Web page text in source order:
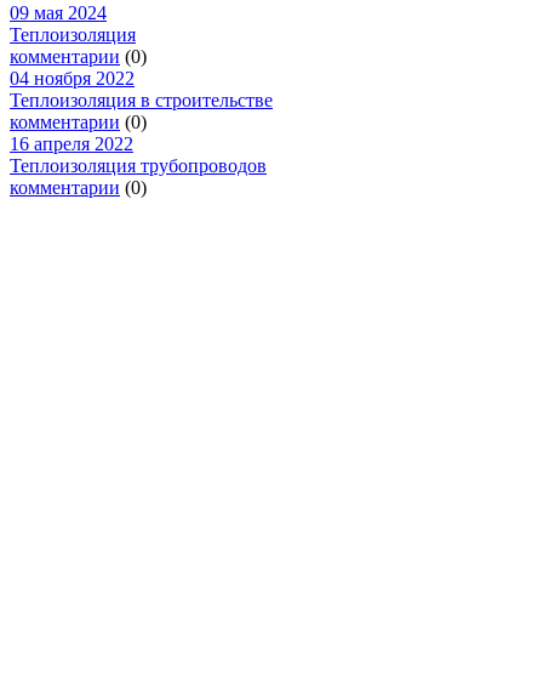
09 мая 2024
Теплоизоляция
комментарии (0)
04 ноября 2022
Теплоизоляция в строительстве
комментарии (0)
16 апреля 2022
Теплоизоляция трубопроводов
комментарии (0)